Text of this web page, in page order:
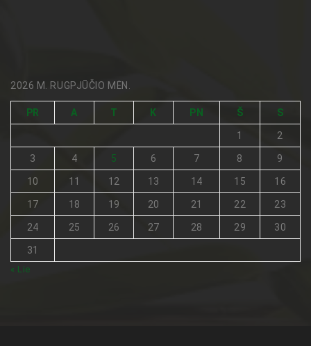
2026 M. RUGPJŪČIO MĖN.
PR A T K PN Š S
1 2
3 4 5 6 7 8 9
10 11 12 13 14 15 16
17 18 19 20 21 22 23
24 25 26 27 28 29 30
31
« Lie